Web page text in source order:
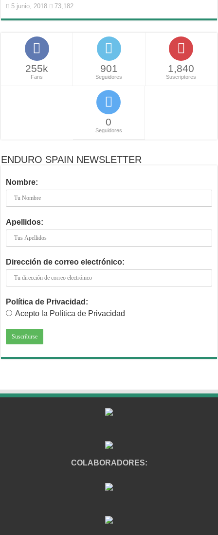
5 junio, 2018 73,182
255k
Fans
901
Seguidores
1,840
Suscriptores
0
Seguidores
ENDURO SPAIN NEWSLETTER
Nombre:
Apellidos:
Dirección de correo electrónico:
Política de Privacidad:
Acepto la Política de Privacidad
COLABORADORES: